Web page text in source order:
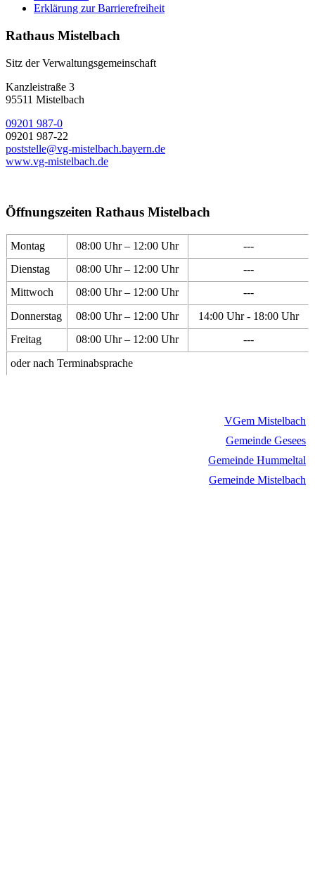
Erklärung zur Barrierefreiheit
Rathaus Mistelbach
Sitz der Verwaltungsgemeinschaft
Kanzleistraße 3
95511 Mistelbach
09201 987-0
09201 987-22
poststelle@vg-mistelbach.bayern.de
www.vg-mistelbach.de
Öffnungszeiten Rathaus Mistelbach
Montag 08:00 Uhr – 12:00 Uhr
---
Dienstag
08:00 Uhr – 12:00 Uhr
---
Mittwoch
08:00 Uhr – 12:00 Uhr
---
Donnerstag
08:00 Uhr – 12:00 Uhr
14:00 Uhr - 18:00 Uhr
Freitag
08:00 Uhr – 12:00 Uhr
---
oder nach Terminabsprache
VGem Mistelbach
Gemeinde Gesees
Gemeinde Hummeltal
Gemeinde Mistelbach